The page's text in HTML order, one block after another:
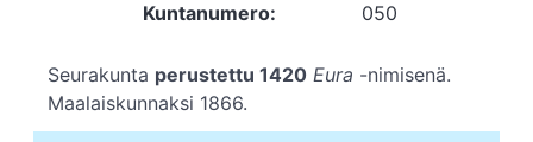
Kuntanumero:
050
Seurakunta perustettu 1420 Eura -nimisenä.
Maalaiskunnaksi 1866.